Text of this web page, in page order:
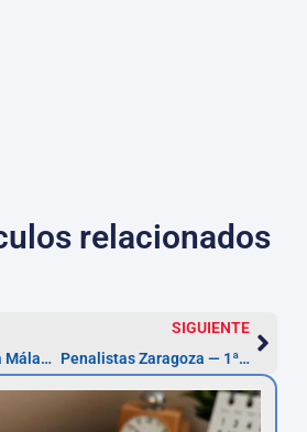
relacionados
Abogado penalista Málaga — defensa urgente (72 h)
SIGUIENTE
Penalistas Zaragoza — 1ª consulta gratis (72 h)